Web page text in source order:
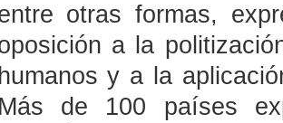
otras formas,
a la
humanos y a la
Más de 100 países